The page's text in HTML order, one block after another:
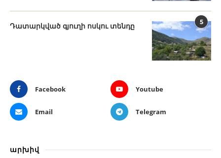
5
Դատարկված գյուղի ոսկու տենդը
Facebook Youtube
Email Telegram
արխիվ